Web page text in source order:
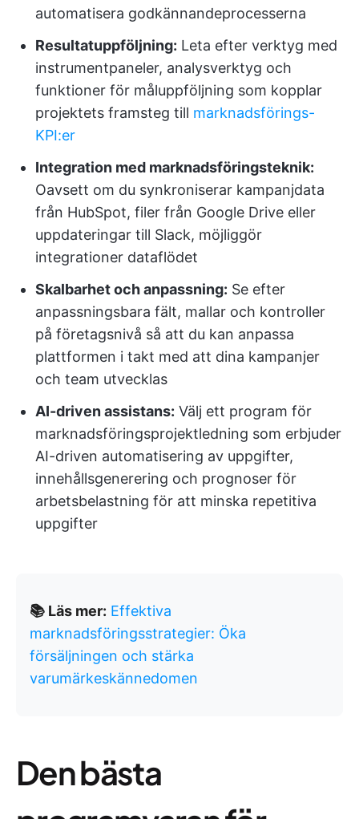
automatisera godkännandeprocesserna
Resultatuppföljning: Leta efter verktyg med
instrumentpaneler, analysverktyg och
funktioner för måluppföljning som kopplar
projektets framsteg till marknadsförings-
KPI:er
Integration med marknadsföringsteknik:
Oavsett om du synkroniserar kampanjdata
från HubSpot, filer från Google Drive eller
uppdateringar till Slack, möjliggör
integrationer dataflödet
Skalbarhet och anpassning: Se efter
anpassningsbara fält, mallar och kontroller
på företagsnivå så att du kan anpassa
plattformen i takt med att dina kampanjer
och team utvecklas
AI-driven assistans: Välj ett program för
marknadsföringsprojektledning som erbjuder
AI-driven automatisering av uppgifter,
innehållsgenerering och prognoser för
arbetsbelastning för att minska repetitiva
uppgifter
📚 Läs mer: Effektiva
marknadsföringsstrategier: Öka
försäljningen och stärka
varumärkeskännedomen
Den bästa